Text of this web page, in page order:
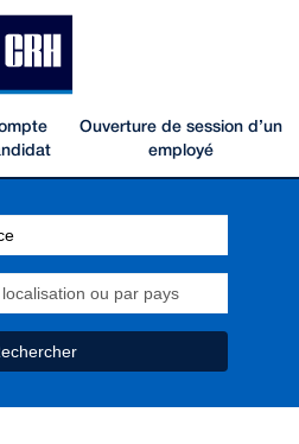
Ouverture de session d’un
employé